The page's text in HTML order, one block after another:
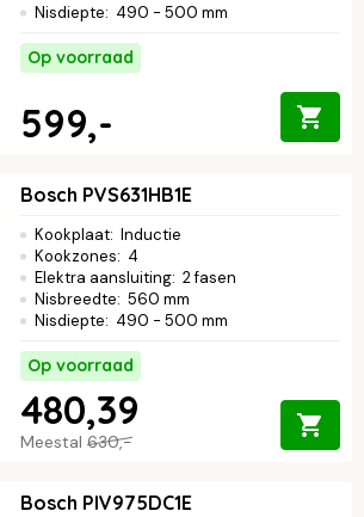
Nisdiepte: 490 - 500 mm
Op voorraad
599,-
Bosch PVS631HB1E
Kookplaat: Inductie
Kookzones: 4
Elektra aansluiting: 2 fasen
Nisbreedte: 560 mm
Nisdiepte: 490 - 500 mm
Op voorraad
Meestal 630,-
480,39
Bosch PIV975DC1E